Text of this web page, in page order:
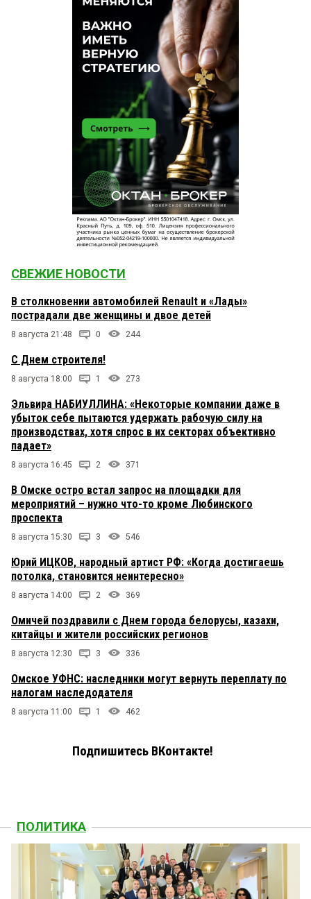
СВЕЖИЕ НОВОСТИ
В столкновении автомобилей Renault и «Лады»
пострадали две женщины и двое детей
8 августа 21:48 0 244
С Днем строителя!
8 августа 18:00 1 273
Эльвира НАБИУЛЛИНА: «Некоторые компании даже в
убыток себе пытаются удержать рабочую силу на
производствах, хотя спрос в их секторах объективно
падает»
8 августа 16:45 2 371
В Омске остро встал запрос на площадки для
мероприятий – нужно что-то кроме Любинского
проспекта
8 августа 15:30 3 546
Юрий ИЦКОВ, народный артист РФ: «Когда достигаешь
потолка, становится неинтересно»
8 августа 14:00 2 369
Омичей поздравили с Днем города белорусы, казахи,
китайцы и жители российских регионов
8 августа 12:30 3 336
Омское УФНС: наследники могут вернуть переплату по
налогам наследодателя
8 августа 11:00 1 462
Подпишитесь ВКонтакте!
ПОЛИТИКА